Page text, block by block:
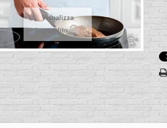
Visualizza
ingrandito